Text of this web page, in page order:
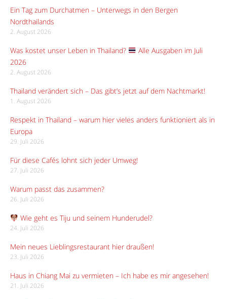
Ein Tag zum Durchatmen – Unterwegs in den Bergen
Nordthailands
2. August 2026
Was kostet unser Leben in Thailand?
Alle Ausgaben im Juli
2026
2. August 2026
Thailand verändert sich – Das gibt’s jetzt auf dem Nachtmarkt!
1. August 2026
Respekt in Thailand – warum hier vieles anders funktioniert als in
Europa
29. Juli 2026
Für diese Cafés lohnt sich jeder Umweg!
27. Juli 2026
Warum passt das zusammen?
26. Juli 2026
Wie geht es Tiju und seinem Hunderudel?
24. Juli 2026
Mein neues Lieblingsrestaurant hier draußen!
23. Juli 2026
Haus in Chiang Mai zu vermieten – Ich habe es mir angesehen!
21. Juli 2026